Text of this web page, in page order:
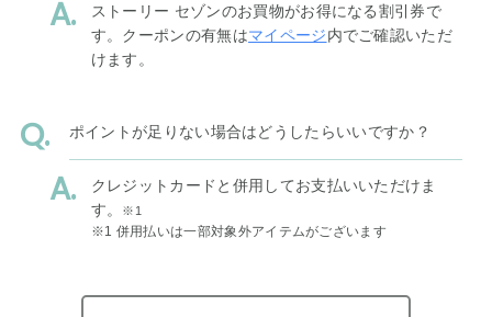
ストーリー セゾンのお買物がお得になる割引券で
す。クーポンの有無はマイページ内でご確認いただ
けます。
ポイントが足りない場合はどうしたらいいですか？
クレジットカードと併用してお支払いいただけま
す。
※1
※1 併用払いは一部対象外アイテムがございます